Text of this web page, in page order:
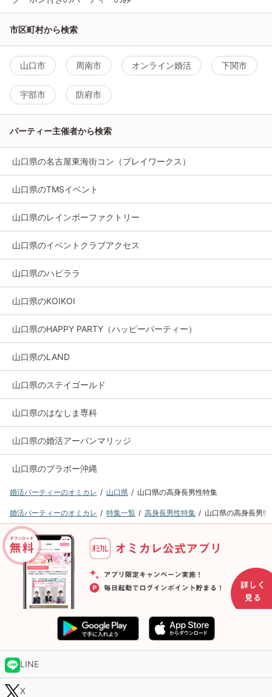
市区町村から検索
山口市 周南市 オンライン婚活 下関市
宇部市 防府市
パーティー主催者から検索
山口県の名古屋東海街コン（プレイワークス）
山口県のTMSイベント
山口県のレインボーファクトリー
山口県のイベントクラブアクセス
山口県のハピララ
山口県のKOIKOI
山口県のHAPPY PARTY（ハッピーパーティー）
山口県のLAND
山口県のステイゴールド
山口県のはなしま専科
山口県の婚活アーバンマリッジ
山口県のブラボー沖縄
婚活パーティーのオミカレ 山口県 山口県の高身長男性特集
婚活パーティーのオミカレ 特集一覧 高身長男性特集 山口県の高身長男性
LINE
X